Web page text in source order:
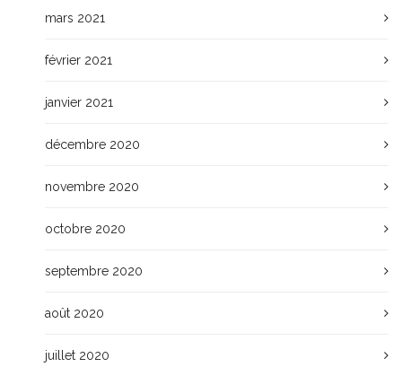
mars 2021
février 2021
janvier 2021
décembre 2020
novembre 2020
octobre 2020
septembre 2020
août 2020
juillet 2020